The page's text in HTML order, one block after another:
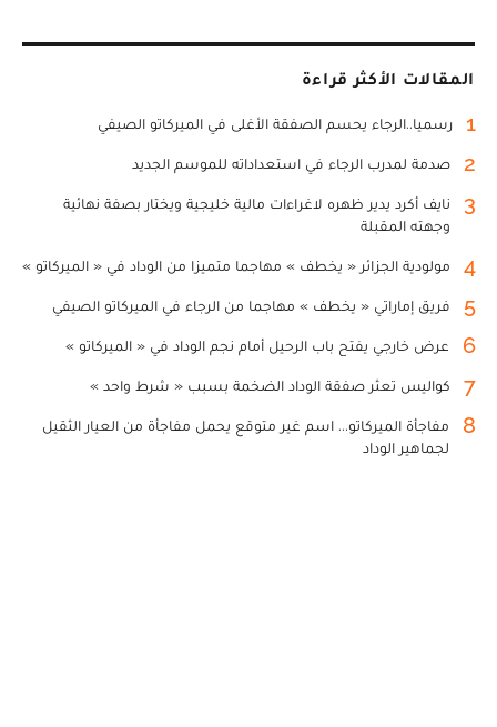
المقالات الأكثر قراءة
1 رسميا..الرجاء يحسم الصفقة الأغلى في الميركاتو الصيفي
2 صدمة لمدرب الرجاء في استعداداته للموسم الجديد
3
نايف أكرد يدير ظهره لاغراءات مالية خليجية ويختار بصفة نهائية
وجهته المقبلة
4 مولودية الجزائر « يخطف » مهاجما متميزا من الوداد في « الميركاتو »
5 فريق إماراتي « يخطف » مهاجما من الرجاء في الميركاتو الصيفي
6 عرض خارجي يفتح باب الرحيل أمام نجم الوداد في « الميركاتو »
7 كواليس تعثر صفقة الوداد الضخمة بسبب « شرط واحد »
8
مفاجأة الميركاتو... اسم غير متوقع يحمل مفاجأة من العيار الثقيل
لجماهير الوداد